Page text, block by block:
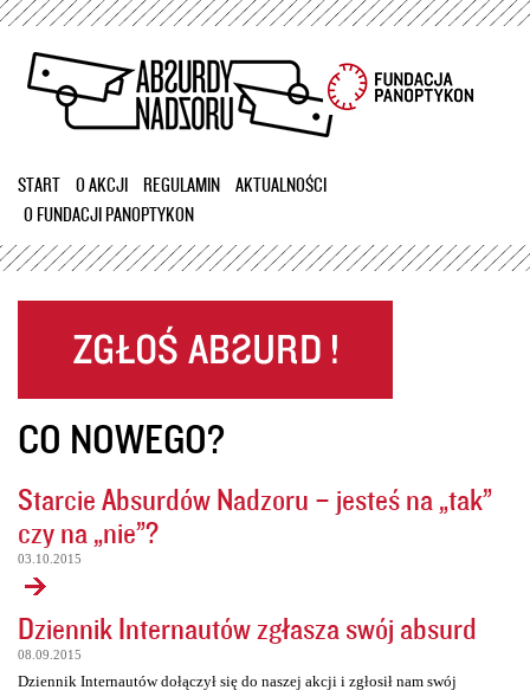
Przejdź
treści
START O AKCJI REGULAMIN
AKTUALNOŚCI
O FUNDACJI PANOPTYKON
CO NOWEGO?
Starcie Absurdów Nadzoru – jesteś na „tak”
czy na „nie”?
03.10.2015
Dziennik Internautów zgłasza swój absurd
08.09.2015
Dziennik Internautów dołączył się do naszej akcji i zgłosił nam swój